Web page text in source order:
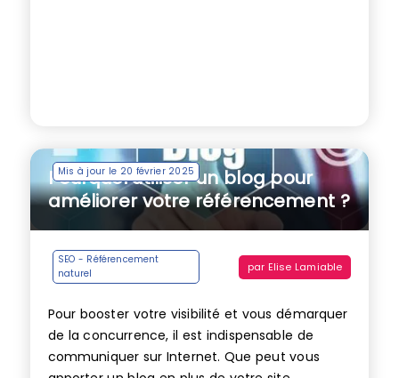
Mis à jour le 20 février 2025
Pourquoi utiliser un blog pour
améliorer votre référencement ?
SEO - Référencement
naturel
par Elise Lamiable
Pour booster votre visibilité et vous démarquer
de la concurrence, il est indispensable de
communiquer sur Internet. Que peut vous